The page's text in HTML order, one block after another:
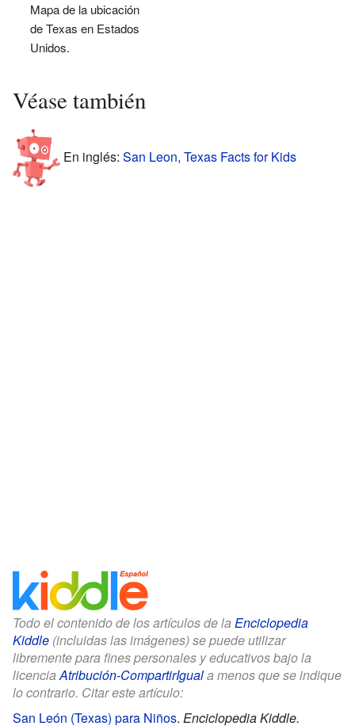
Mapa de la ubicación
de Texas en Estados
Unidos.
Véase también
En inglés: San Leon, Texas Facts for Kids
Todo el contenido de los artículos de la Enciclopedia
Kiddle (incluidas las imágenes) se puede utilizar
libremente para fines personales y educativos bajo la
licenciaAtribución-CompartirIguala menos que se indique
lo contrario. Citar este artículo:
San León (Texas) para Niños. Enciclopedia Kiddle.